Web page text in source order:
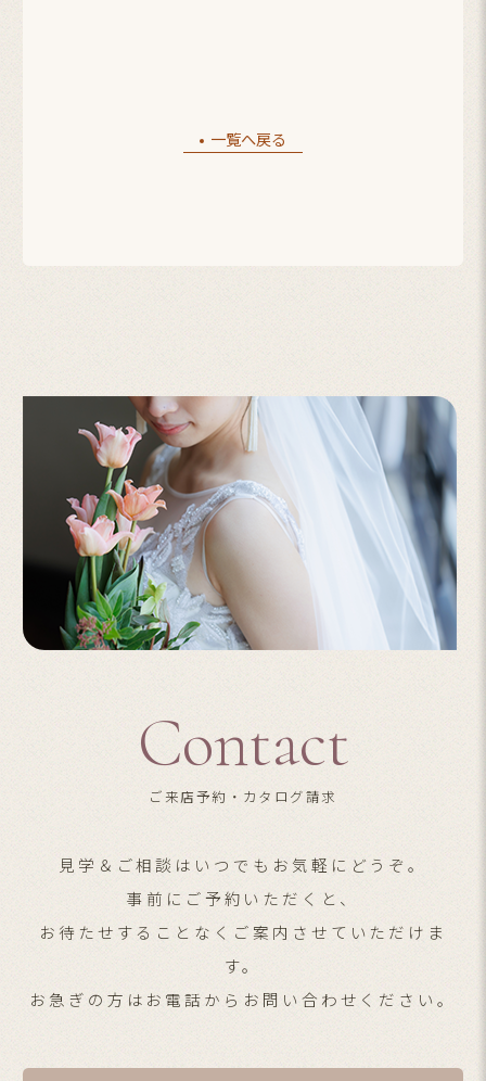
一覧へ戻る
Contact
ご来店予約・カタログ請求
見学＆ご相談はいつでもお気軽にどうぞ。
事前にご予約いただくと、
お待たせすることなくご案内させていただけま
す。
お急ぎの方はお電話からお問い合わせください。